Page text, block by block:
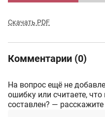
Скачать PDF
Комментарии (0)
На вопрос ещё не
ошибку или считаете,
составлен? —